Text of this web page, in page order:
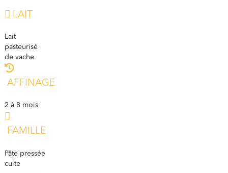
LAIT
Lait
pasteurisé
de vache
AFFINAGE
2 à 8 mois
FAMILLE
Pâte pressée
cuite